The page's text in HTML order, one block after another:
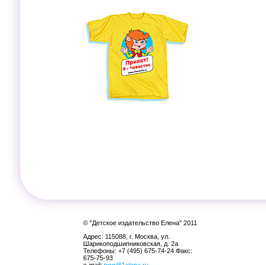
© "Детское издательство Елена" 2011
Адрес: 115088, г. Москва, ул.
Шарикоподшипниковская, д. 2а
Телефоны: +7 (495) 675-74-24 Факс:
675-75-93